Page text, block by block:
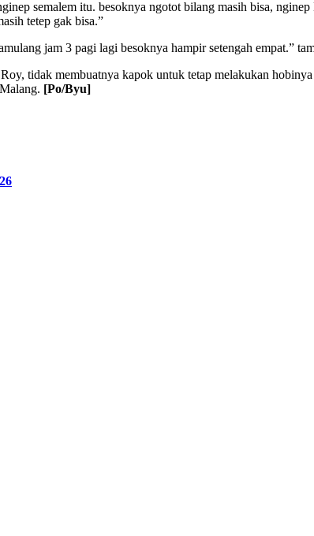
semalem itu. besoknya ngotot bilang masih bisa,
tetep gak bisa.”
jam 3 pagi lagi besoknya hampir setengah empat.”
tidak membuatnya kapok untuk tetap melakukan
[Po/Byu]